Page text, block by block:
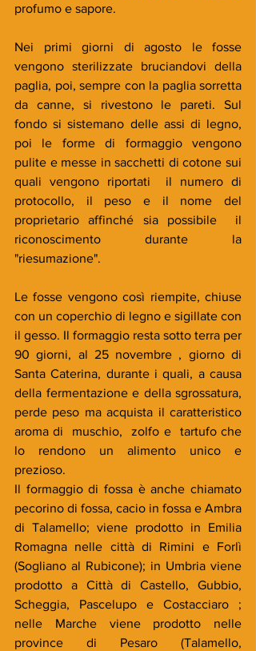
profumo e sapore.
Nei primi giorni di agosto le fosse
vengono sterilizzate bruciandovi della
paglia, poi, sempre con la paglia sorretta
da canne, si rivestono le pareti. Sul
fondo si sistemano delle assi di legno,
poi le forme di formaggio vengono
pulite e messe in sacchetti di cotone sui
quali vengono riportati  il numero di
protocollo, il peso e il nome del
proprietario affinché sia possibile  il
riconoscimento durante la
"riesumazione".
Le fosse vengono così riempite, chiuse
con un coperchio di legno e sigillate con
il gesso. Il formaggio resta sotto terra per
90 giorni, al 25 novembre , giorno di
Santa Caterina, durante i quali, a causa
della fermentazione e della sgrossatura,
perde peso ma acquista il caratteristico
aroma di  muschio,  zolfo e  tartufo che
lo rendono un alimento unico e
prezioso.
Il formaggio di fossa è anche chiamato
pecorino di fossa, cacio in fossa e Ambra
di Talamello; viene prodotto in Emilia
Romagna nelle città di Rimini e Forlì
(Sogliano al Rubicone); in Umbria viene
prodotto a Città di Castello, Gubbio,
Scheggia, Pascelupo e Costacciaro ;
nelle Marche viene prodotto nelle
province di Pesaro (Talamello,